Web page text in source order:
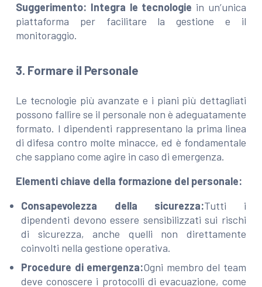
Suggerimento: Integra le tecnologie in un’unica
piattaforma per facilitare la gestione e il
monitoraggio.
3. Formare il Personale
Le tecnologie più avanzate e i piani più dettagliati
possono fallire se il personale non è adeguatamente
formato. I dipendenti rappresentano la prima linea
di difesa contro molte minacce, ed è fondamentale
che sappiano come agire in caso di emergenza.
Elementi chiave della formazione del personale:
Consapevolezza della sicurezza:Tutti i
dipendenti devono essere sensibilizzati sui rischi
di sicurezza, anche quelli non direttamente
coinvolti nella gestione operativa.
Procedure di emergenza:Ogni membro del team
deve conoscere i protocolli di evacuazione, come